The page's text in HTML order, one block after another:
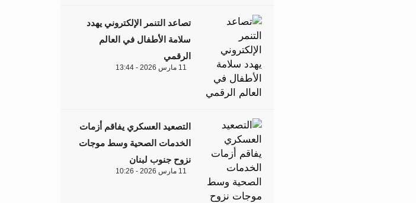
تصاعد التنمر الإلكتروني يهدد
سلامة الأطفال في العالم
الرقمي
11 مارس 2026 - 13:44
التصعيد العسكري يفاقم أزمات
الخدمات الصحية وسط موجات
نزوح جنوب لبنان
11 مارس 2026 - 10:26